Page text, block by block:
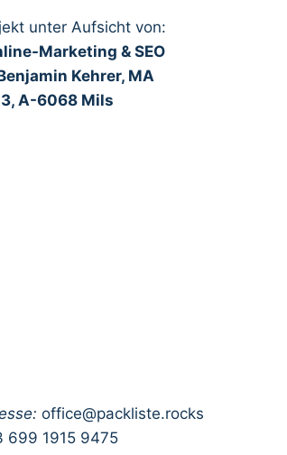
unter Aufsicht von:
Marketing & SEO
Kehrer, MA
A-6068 Mils
office@packliste.rocks
699 1915 9475